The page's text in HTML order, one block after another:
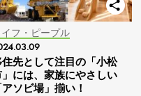
イフ・ピープル
先として注目の「小松
には、家族にやさしい
アソビ場」揃い！